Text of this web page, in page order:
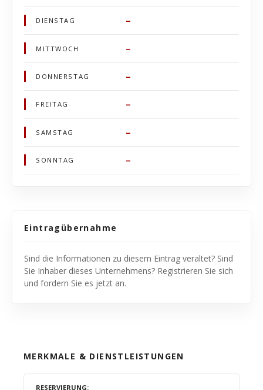
DIENSTAG –
MITTWOCH –
DONNERSTAG –
FREITAG –
SAMSTAG –
SONNTAG –
Eintragübernahme
Sind die Informationen zu diesem Eintrag veraltet? Sind
Sie Inhaber dieses Unternehmens? Registrieren Sie sich
und fordern Sie es jetzt an.
MERKMALE & DIENSTLEISTUNGEN
RESERVIERUNG